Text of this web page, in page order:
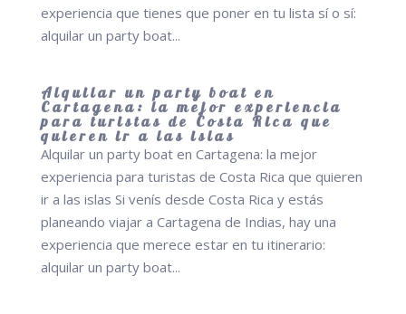
experiencia que tienes que poner en tu lista sí o sí:
alquilar un party boat...
Alquilar un party boat en
Cartagena: la mejor experiencia
para turistas de Costa Rica que
quieren ir a las islas
Alquilar un party boat en Cartagena: la mejor
experiencia para turistas de Costa Rica que quieren
ir a las islas Si venís desde Costa Rica y estás
planeando viajar a Cartagena de Indias, hay una
experiencia que merece estar en tu itinerario:
alquilar un party boat...